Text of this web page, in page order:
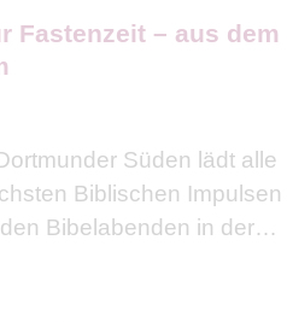
Fastenzeit – aus dem
Süden lädt alle
Biblischen Impulsen
Bibelabenden in der…